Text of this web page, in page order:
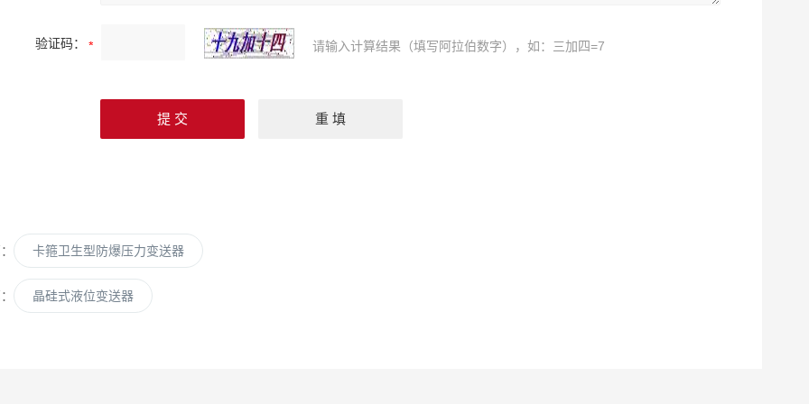
验证码： 请输入计算结果（填写阿拉伯数字），如：三加四=7
卡箍卫生型防爆压力变送器
晶硅式液位变送器